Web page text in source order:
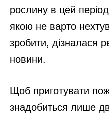
рослину в цей
якою не варто
зробити, дізналася
новини.
Щоб приготувати
знадобиться лише